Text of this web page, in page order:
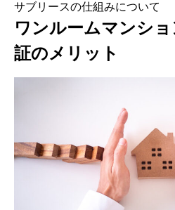
サブリースの仕組みについて
ワンルームマンシ
証のメリット